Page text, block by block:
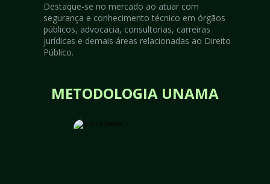
Destaque-se no mercado ao atuar com
segurança e conhecimento técnico em órgãos
públicos, advocacia, consultorias, carreiras
jurídicas e demais áreas relacionadas ao Direito
Público.
METODOLOGIA UNAMA